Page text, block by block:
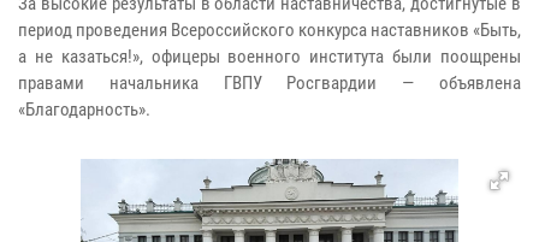
период проведения Всероссийского конкурса наставников «Быть,
а не казаться!», офицеры военного института были поощрены
правами начальника ГВПУ Росгвардии — объявлена
«Благодарность».